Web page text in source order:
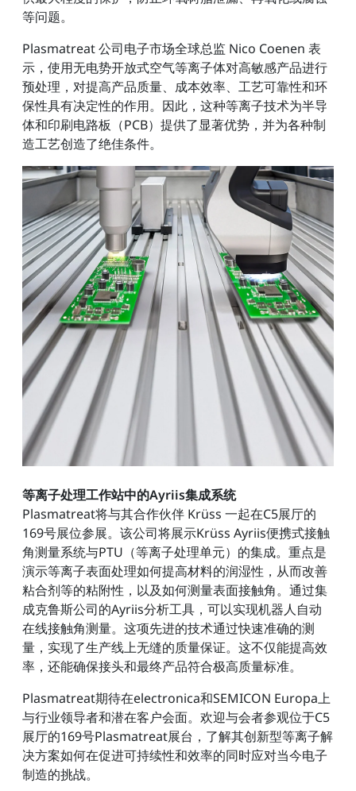
等问题。
Plasmatreat 公司电子市场全球总监 Nico Coenen 表
示，使用无电势开放式空气等离子体对高敏感产品进行
预处理，对提高产品质量、成本效率、工艺可靠性和环
保性具有决定性的作用。因此，这种等离子技术为半导
体和印刷电路板（PCB）提供了显著优势，并为各种制
造工艺创造了绝佳条件。
等离子处理工作站中的Ayriis集成系统
Plasmatreat将与其合作伙伴 Krüss 一起在C5展厅的
169号展位参展。该公司将展示Krüss Ayriis便携式接触
角测量系统与PTU（等离子处理单元）的集成。重点是
演示等离子表面处理如何提高材料的润湿性，从而改善
粘合剂等的粘附性，以及如何测量表面接触角。通过集
成克鲁斯公司的Ayriis分析工具，可以实现机器人自动
在线接触角测量。这项先进的技术通过快速准确的测
量，实现了生产线上无缝的质量保证。这不仅能提高效
率，还能确保接头和最终产品符合极高质量标准。
Plasmatreat期待在electronica和SEMICON Europa上
与行业领导者和潜在客户会面。欢迎与会者参观位于C5
展厅的169号Plasmatreat展台，了解其创新型等离子解
决方案如何在促进可持续性和效率的同时应对当今电子
制造的挑战。